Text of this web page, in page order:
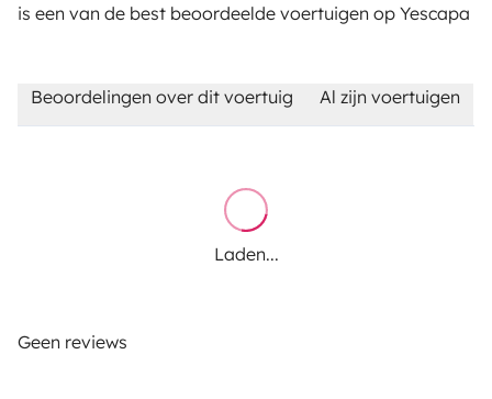
is een van de best beoordeelde voertuigen op Yescapa
Beoordelingen over dit voertuig Al zijn voertuigen
Laden...
Geen reviews